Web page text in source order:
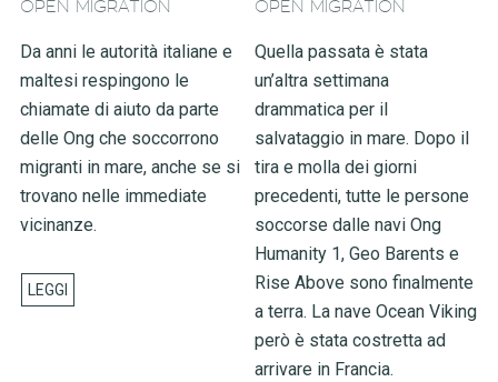
OPEN MIGRATION
Da anni le autorità italiane e
maltesi respingono le
chiamate di aiuto da parte
delle Ong che soccorrono
migranti in mare, anche se si
trovano nelle immediate
vicinanze.
OPEN MIGRATION
Quella passata è stata
un’altra settimana
drammatica per il
salvataggio in mare. Dopo il
tira e molla dei giorni
precedenti, tutte le persone
soccorse dalle navi Ong
Humanity 1, Geo Barents e
Rise Above sono finalmente
a terra. La nave Ocean Viking
però è stata costretta ad
arrivare in Francia.